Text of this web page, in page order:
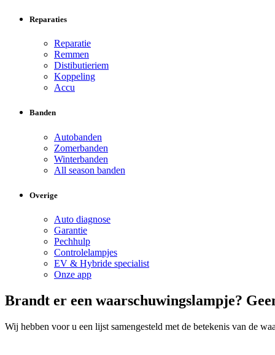
Reparaties
Reparatie
Remmen
Distibutieriem
Koppeling
Accu
Banden
Autobanden
Zomerbanden
Winterbanden
All season banden
Overige
Auto diagnose
Garantie
Pechhulp
Controlelampjes
EV & Hybride specialist
Onze app
Brandt er een waarschuwingslampje?
Wij hebben voor u een lijst samengesteld met de betekenis van de